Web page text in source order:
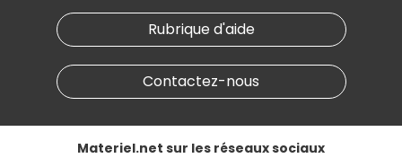
Materiel.net recrute
Notre programme d'affiliation
Nos marques
Conditions générales de vente
Informations légales
Données personnelles
Accessibilité : non conforme
Rubrique d'aide
Contactez-nous
Materiel.net sur les réseaux sociaux